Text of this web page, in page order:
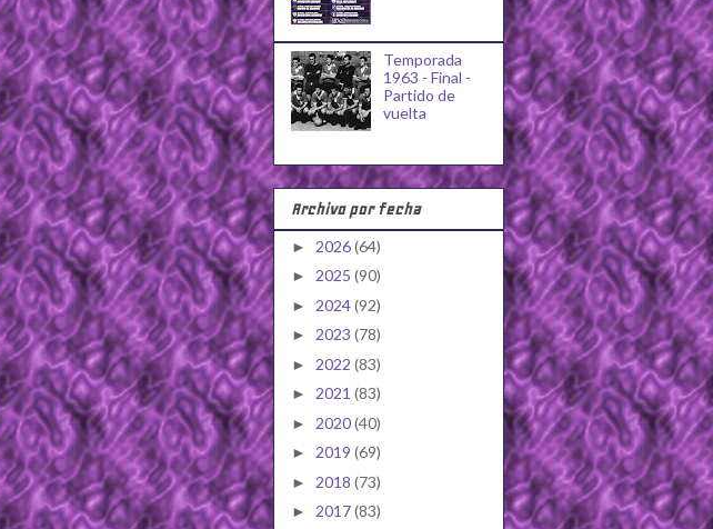
Temporada
1963 - Final -
Partido de
vuelta
Archivo por fecha
► 2026(64)
► 2025 (90)
► 2024(92)
► 2023 (78)
► 2022 (83)
► 2021 (83)
► 2020(40)
► 2019 (69)
► 2018 (73)
► 2017(83)